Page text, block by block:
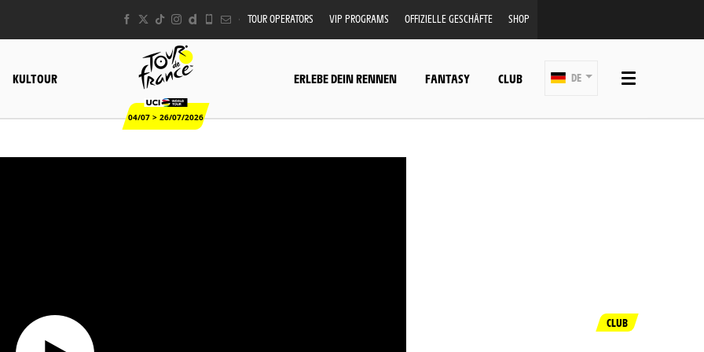
TOUR OPERATORS VIP PROGRAMS OFFIZIELLE GESCHÄFTE SHOP
KULTOUR
04/07 > 26/07/2026
ERLEBE DEIN RENNEN FANTASY CLUB DE
CLUB